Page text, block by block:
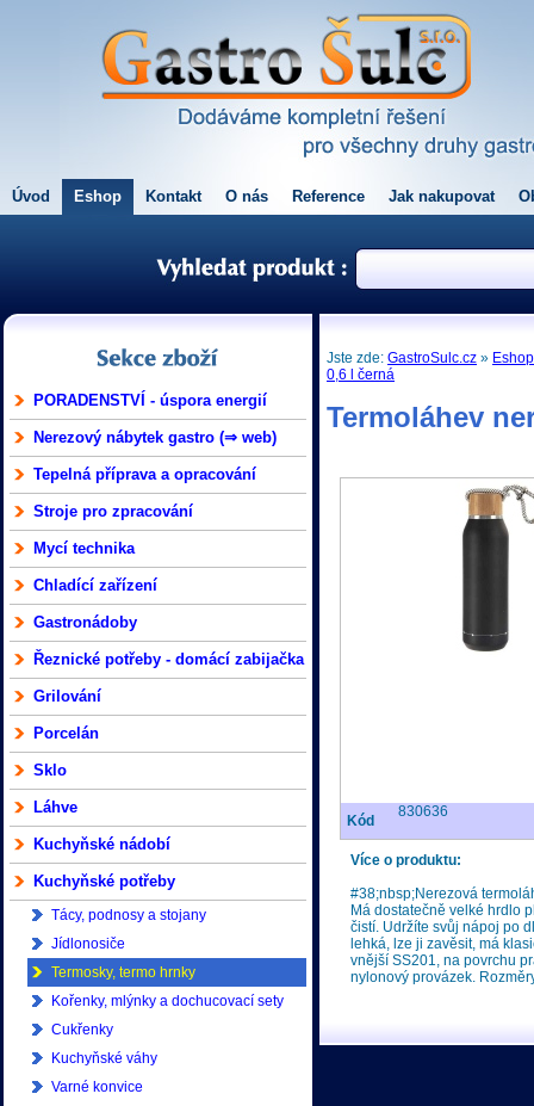
Úvod Eshop Kontakt O nás Reference Jak nakupovat
PORADENSTVÍ - úspora energií
Nerezový nábytek gastro (⇒ web)
Tepelná příprava a opracování
Stroje pro zpracování
Mycí technika
Chladící zařízení
Gastronádoby
Řeznické potřeby - domácí zabijačka
Grilování
Porcelán
Sklo
Láhve
Kuchyňské nádobí
Kuchyňské potřeby
Tácy, podnosy a stojany
Jídlonosiče
Termosky, termo hrnky
Kořenky, mlýnky a dochucovací sety
Cukřenky
Kuchyňské váhy
Varné konvice
Jste zde:GastroSulc.cz » Eshop
0,6 l černá
Termoláhev
Kód
830636
Více o produktu:
#38;nbsp;Nerezová
Má dostatečně velké hrdlo
čistí. Udržíte svůj nápoj po
lehká, lze ji zavěsit, má
vnější SS201, na povrchu
nylonový provázek.